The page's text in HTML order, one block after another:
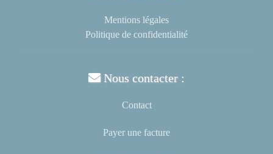
Mentions légales
Politique de confidentialité
Nous contacter :
Contact
Payer une facture